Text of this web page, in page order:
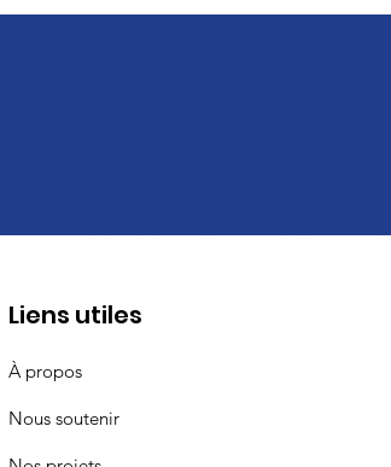
Liens utiles
À propos
Nous soutenir